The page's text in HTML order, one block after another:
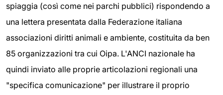
spiaggia (così come nei parchi pubblici) rispondendo a
una lettera presentata dalla Federazione italiana
associazioni diritti animali e ambiente, costituita da ben
85 organizzazioni tra cui Oipa. L'ANCI nazionale ha
quindi inviato alle proprie articolazioni regionali una
"specifica comunicazione" per illustrare il proprio